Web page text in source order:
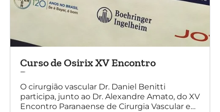
Curso de Osirix XV Encontro
Paranaense
O cirurgião vascular Dr. Daniel Benitti
participa, junto ao Dr. Alexandre Amato, do XV
Encontro Paranaense de Cirurgia Vascular e